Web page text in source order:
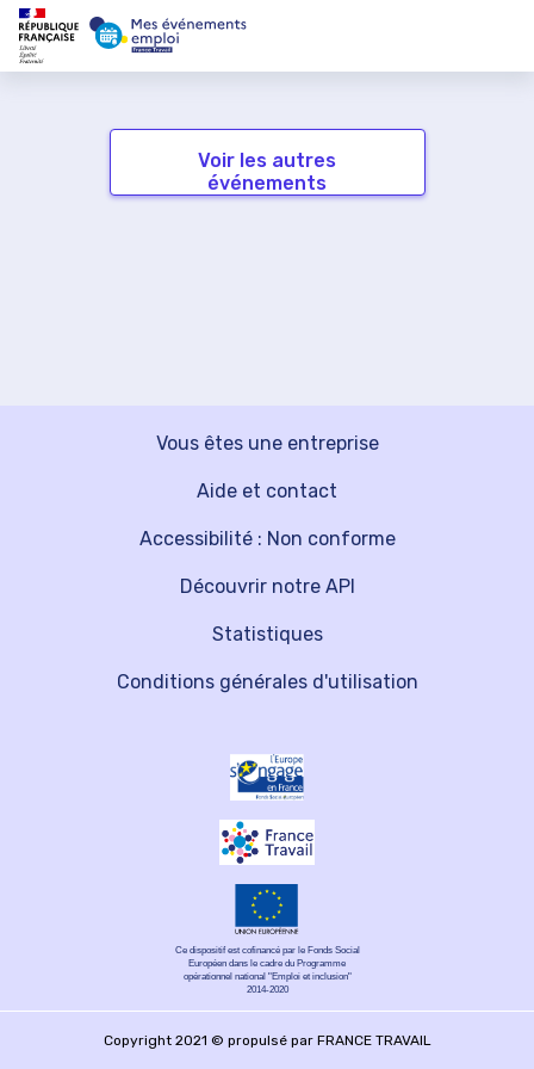
Voir les autres
événements
Vous êtes une entreprise
Découvrir notre API
Aide et contact
Statistiques
Accessibilité : Non conforme
Conditions générales d'utilisation
Ce dispositif est cofinancé par le Fonds Social
Européen dans le cadre du Programme
opérationnel national "Emploi et inclusion"
2014-2020
Copyright 2021 © propulsé par FRANCE TRAVAIL